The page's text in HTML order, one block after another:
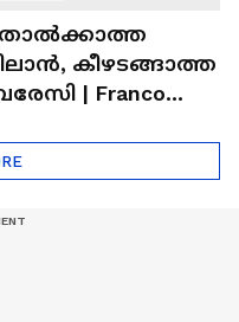
കീഴടങ്ങാത്ത
| Franco